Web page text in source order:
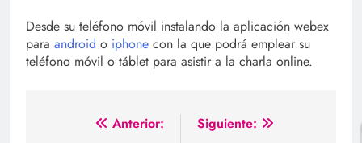
Desde su teléfono móvil instalando la aplicación webex
para android o iphone con la que podrá emplear su
teléfono móvil o táblet para asistir a la charla online.
Navegación
Anterior:
Siguiente: